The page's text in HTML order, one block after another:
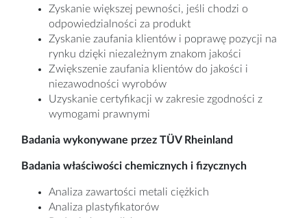
Zyskanie większej pewności, jeśli chodzi o
odpowiedzialności za produkt
Zyskanie zaufania klientów i poprawę pozycji na
rynku dzięki niezależnym znakom jakości
Zwiększenie zaufania klientów do jakości i
niezawodności wyrobów
Uzyskanie certyfikacji w zakresie zgodności z
wymogami prawnymi
Badania wykonywane przez TÜV Rheinland
Badania właściwości chemicznych i fizycznych
Analiza zawartości metali ciężkich
Analiza plastyfikatorów